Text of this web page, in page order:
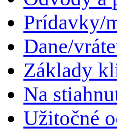
Prídavky/
Dane/
Základy
Na
Užitočné